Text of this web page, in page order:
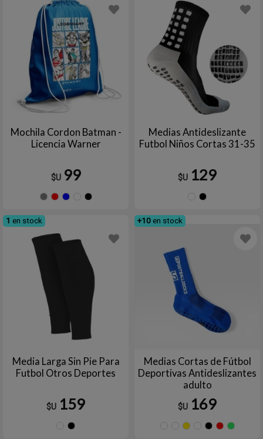
Mochila Cordon Batman -
Licencia Warner
$U 99
COLOR
Medias Antideslizante
Futbol Niños Cortas 31-35
$U 129
1 en stock
Media Larga Sin Pie Para
Futbol Otros Deportes
$U 159
+10 en stock
Medias Cortas de Fútbol
Deportivas Antideslizantes
adulto
$U 169
AZULAzulAmarillo